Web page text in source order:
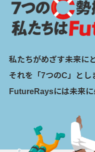
私たちがめざす未来に
それを「7つのC」とし
FutureRaysには未来に